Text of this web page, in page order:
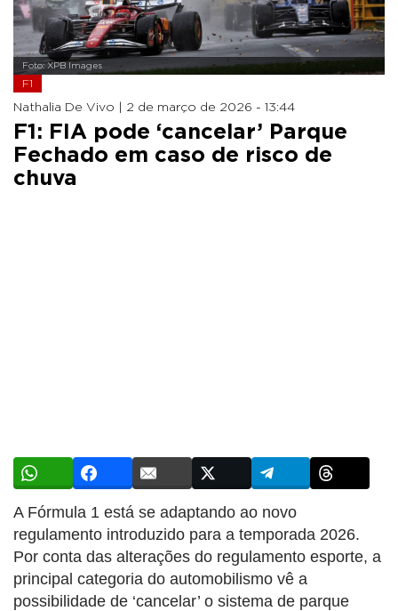
Foto: XPB Images
F1
Nathalia De Vivo | 2 de março de 2026 - 13:44
F1: FIA pode ‘cancelar’ Parque
Fechado em caso de risco de
chuva
A Fórmula 1 está se adaptando ao novo
regulamento introduzido para a temporada 2026.
Por conta das alterações do regulamento esporte, a
principal categoria do automobilismo vê a
possibilidade de ‘cancelar’ o sistema de parque